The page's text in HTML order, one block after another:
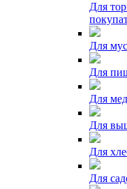
Для
Для
Для
Для
Для
Для
Для